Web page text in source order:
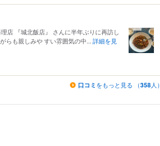
店 『城北飯店』 さんに半年ぶりに再訪し
らも親しみや すい雰囲気の中... 詳細を見
口コミ をもっと見る （358人）